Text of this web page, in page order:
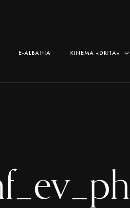
E-ALBANIA KINEMA «DRITA»